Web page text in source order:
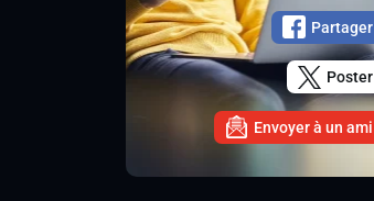
Partager
Poster
Envoyer à un ami